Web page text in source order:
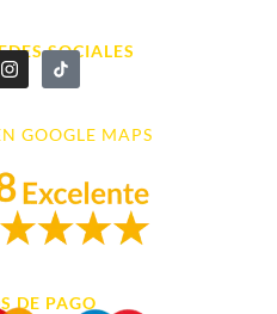
SOCIALES
GOOGLE MAPS
DE PAGO